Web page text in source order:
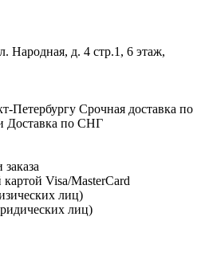
Народная, д. 4 стр.1, 6 этаж,
Петербургу Срочная доставка по
Доставка по СНГ
Visa/MasterCard
лиц)
лиц)